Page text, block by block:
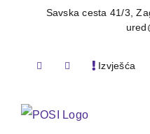
Savska cesta 41/3,
Izvješća